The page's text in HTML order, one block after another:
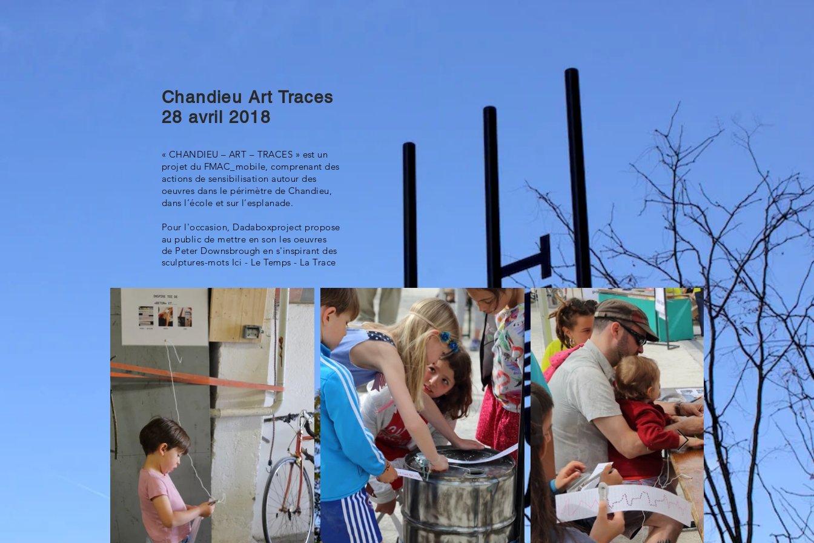
Chandieu Art Traces
28 avril 2018
« CHANDIEU – ART – TRACES » est un
projet du FMAC_mobile, comprenant des
actions de sensibilisation autour des
oeuvres dans le périmètre de Chandieu,
dans l’école et sur l’esplanade.
Pour l'occasion, Dadaboxproject propose
au public de mettre en son les oeuvres
de Peter Downsbrough en s'inspirant des
sculptures-mots Ici - Le Temps - La Trace